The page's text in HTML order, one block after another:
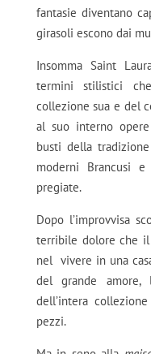
fantasie diventano
girasoli escono dai
Insomma Saint
termini stilistici
collezione sua e del
al suo interno
busti della
moderni Brancusi
pregiate.
Dopo l’improvvisa
terribile dolore che il
nel vivere in una
del grande amore,
dell’intera
pezzi.